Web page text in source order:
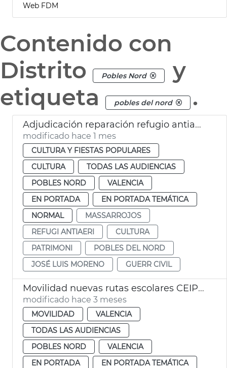
Web FDM
Contenido con
Distrito
Pobles Nord
y
etiqueta
pobles del nord .
Adjudicación reparación refugio antiaéreo Massarrojos València
modificado hace 1 mes
CULTURA Y FIESTAS POPULARES
CULTURA
TODAS LAS AUDIENCIAS
POBLES NORD
VALENCIA
EN PORTADA
EN PORTADA TEMÁTICA
NORMAL
MASSARROJOS
REFUGI ANTIAERI
CULTURA
PATRIMONI
POBLES DEL NORD
JOSÉ LUIS MORENO
GUERR CIVIL
Movilidad nuevas rutas escolares CEIP Manuel González Martí de Benifaraig
modificado hace 3 meses
MOVILIDAD
VALENCIA
TODAS LAS AUDIENCIAS
POBLES NORD
VALENCIA
EN PORTADA
EN PORTADA TEMÁTICA